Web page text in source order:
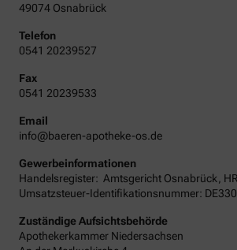
49074 Osnabrück
Telefon
0541 20239527
Fax
0541 20239533
Email
info@baeren-apotheke-os.de
Gewerbeinformationen
Handelsregister: Amtsgericht Osnabrück
Umsatzsteuer-Identifikationsnummer:
Zuständige Aufsichtsbehörde
Apothekerkammer Niedersachsen